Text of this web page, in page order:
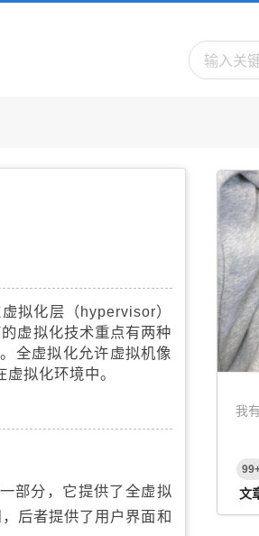
拟化层（hypervisor）
虚拟化技术重点有两种
全虚拟化允许虚拟机像
拟化环境中。
部分，它提供了全虚拟
后者提供了用户界面和
我
文